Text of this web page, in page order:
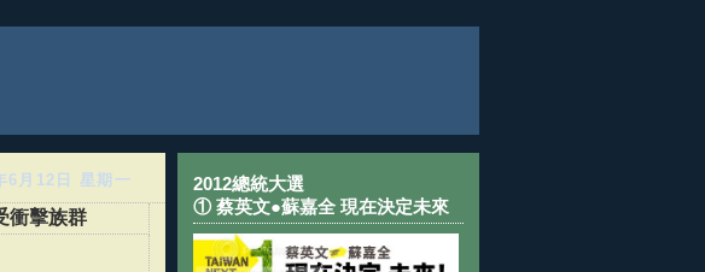
6月12日 星期一
衝擊族群
2012總統大選
① 蔡英文●蘇嘉全 現在決定未來